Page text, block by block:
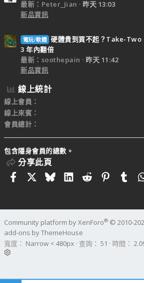
最新：Peter_Jian
昨天 13:03
新品資訊
電玩/軟體 硬體貴到買不起？Take-Two
3 年內翻倍
最新：soothepain
昨天 11:42
新品資訊
線上統計
線上會員
線上來賓
會員總計
包含隱身會員的總數。
分享此頁
FacebookBlueskyLinkedIn
Reddit
Community platform by XenForo® © 2010-
add-ons by ThemeHouse
寬度
查詢 51 時間